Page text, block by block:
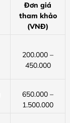
Đơn giá
tham khảo
(VNĐ)
200.000 –
450.000
650.000 –
1.500.000